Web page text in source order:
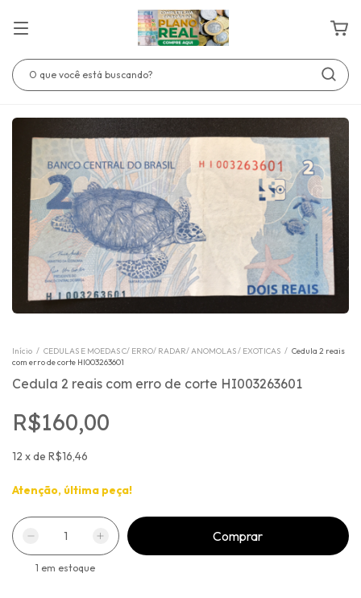
Início / CEDULAS E MOEDAS C/ ERRO/ RADAR/ ANOMOLAS / EXOTICAS / Cedula 2 reais
com erro de corte HI003263601
Cedula 2 reais com erro de corte HI003263601
R$160,00
12 xde R$16,46
Atenção, última peça!
1 em estoque